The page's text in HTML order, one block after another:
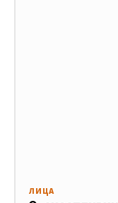
ЛИЦА